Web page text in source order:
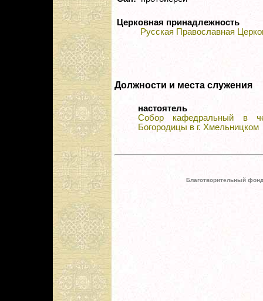
Церковная принадлежность
Русская Православная
Должности и места служения
настоятель
Собор кафедральный в
Богородицы в г. Хмельницком
Благотворительный